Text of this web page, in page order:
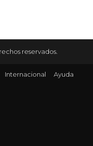
reservados.
Internacional Ayuda